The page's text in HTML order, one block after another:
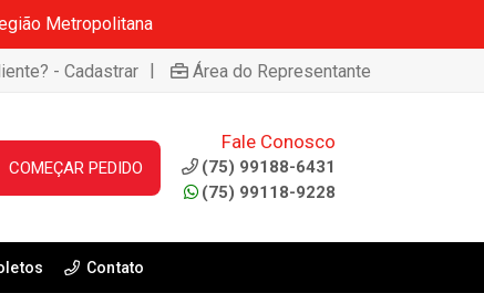
Metropolitana
- Cadastrar | Área do Representante
COMEÇAR PEDIDO
Fale Conosco
(75) 99188-6431
(75) 99118-9228
Contato